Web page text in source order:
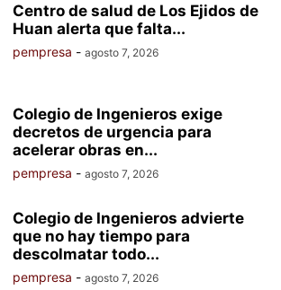
Centro de salud de Los Ejidos de
Huan alerta que falta...
pempresa - agosto 7, 2026
Colegio de Ingenieros exige
decretos de urgencia para
acelerar obras en...
pempresa - agosto 7, 2026
Colegio de Ingenieros advierte
que no hay tiempo para
descolmatar todo...
pempresa - agosto 7, 2026